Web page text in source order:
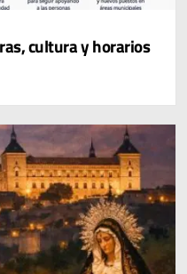
cultura y horarios